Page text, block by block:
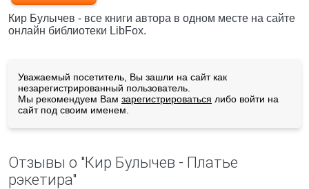
Кир Булычев - все книги автора в одном месте на сайте
онлайн библиотеки LibFox.
Уважаемый посетитель, Вы зашли на сайт как
незарегистрированный пользователь.
Мы рекомендуем Вам зарегистрироваться либо войти на
сайт под своим именем.
Отзывы о "Кир Булычев - Платье
рэкетира"